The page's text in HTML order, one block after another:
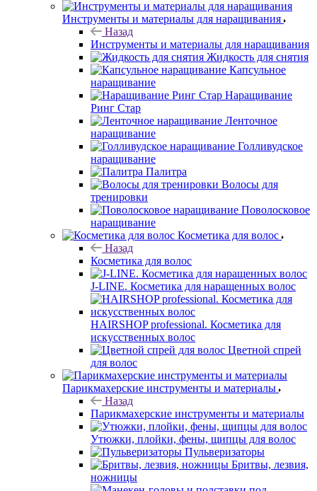
Инструменты и материалы для наращивания
Назад
Инструменты и материалы для наращивания
Жидкость для снятия
Капсульное
наращивание
Наращивание
Ринг Стар
Ленточное
наращивание
Голливудское
наращивание
Палитра
Волосы для
тренировки
Поволосковое
наращивание
Косметика для волос
Назад
Косметика для волос
J-LINE. Косметика для наращенных волос
HAIRSHOP professional. Косметика для
искусственных волос
Цветной спрей
для волос
Парикмахерские инструменты и материалы
Назад
Парикмахерские инструменты и материалы
Утюжки, плойки, фены, щипцы для волос
Пульверизаторы
Бритвы, лезвия,
ножницы